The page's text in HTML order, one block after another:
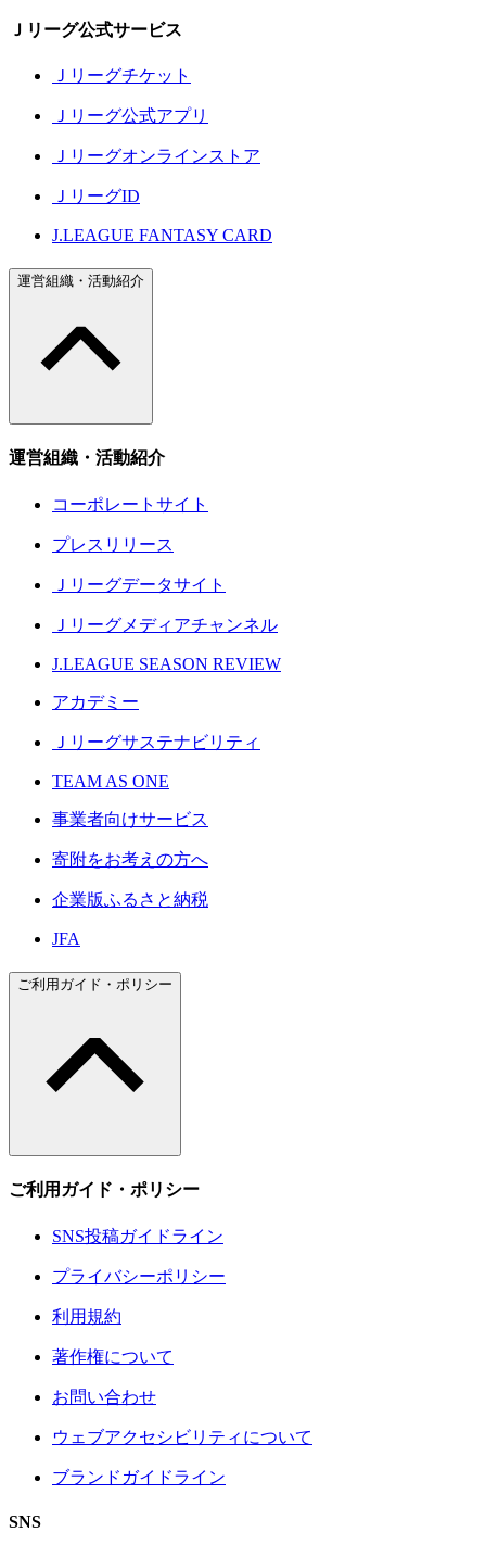
Ｊリーグ公式サービス
Ｊリーグチケット
Ｊリーグ公式アプリ
Ｊリーグオンラインストア
ＪリーグID
J.LEAGUE FANTASY CARD
運営組織・活動紹介
運営組織・活動紹介
コーポレートサイト
プレスリリース
Ｊリーグデータサイト
Ｊリーグメディアチャンネル
J.LEAGUE SEASON REVIEW
アカデミー
Ｊリーグサステナビリティ
TEAM AS ONE
事業者向けサービス
寄附をお考えの方へ
企業版ふるさと納税
JFA
ご利用ガイド・ポリシー
ご利用ガイド・ポリシー
SNS投稿ガイドライン
プライバシーポリシー
利用規約
著作権について
お問い合わせ
ウェブアクセシビリティについて
ブランドガイドライン
SNS